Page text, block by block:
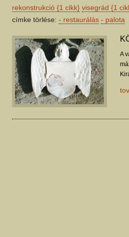
rekonstrukció {1 cikk} visegrád {1
címke törlése: - restaurálás - palota
A